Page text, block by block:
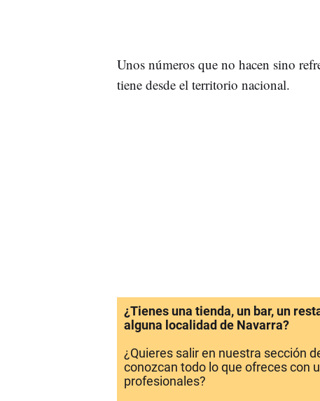
Unos números que no hacen sino
tiene desde el territorio nacional.
¿Tienes una tienda, un bar, un
alguna localidad de Navarra?
¿Quieres salir en nuestra sección
conozcan todo lo que ofreces con
profesionales?